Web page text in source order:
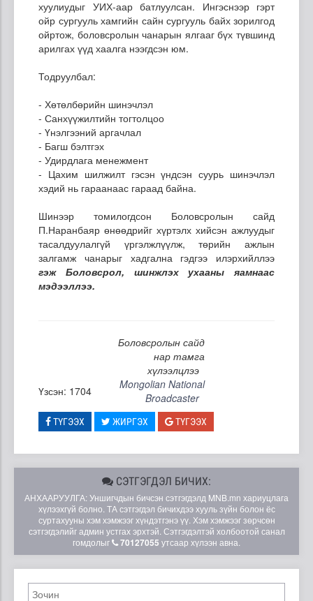
хуулиудыг УИХ-аар батлуулсан. Ингэснээр гэрт
ойр сургууль хамгийн сайн сургууль байх зорилгод
ойртож, боловсролын чанарын ялгааг бүх түвшинд
арилгах үүд хаалга нээгдсэн юм.
Тодруулбал:
- Хөтөлбөрийн шинэчлэл
- Санхүүжилтийн тогтолцоо
- Үнэлгээний аргачлал
- Багш бэлтгэх
- Удирдлага менежмент
- Цахим шилжилт гэсэн үндсэн суурь шинэчлэл
хэдий нь гараанаас гараад байна.
Шинээр томилогдсон Боловсролын сайд
П.Наранбаяр өнөөдрийг хүртэлх хийсэн ажлуудыг
тасалдуулалгүй үргэлжлүүлж, төрийн ажлын
залгамж чанарыг хадгална гэдгээ илэрхийллээ
гэж Боловсрол, шинжлэх ухааны яамнаас
мэдээллээ.
Боловсролын сайд
нар тамга
хүлээлцлээ
Үзсэн: 1704
Mongolian National
Broadcaster
ТҮГЭЭХ ЖИРГЭХ ТҮГЭЭХ
СЭТГЭГДЭЛ БИЧИХ:
АНХААРУУЛГА: Уншигчдын бичсэн сэтгэгдэлд MNB.mn хариуцлага
хүлээхгүй болно. ТА сэтгэгдэл бичихдээ хууль зүйн болон ёс
суртахууны хэм хэмжээг хүндэтгэнэ үү. Хэм хэмжээг зөрчсөн
сэтгэгдэлийг админ устгах эрхтэй. Сэтгэгдэлтэй холбоотой санал
гомдолыг
70127055 утсаар хүлээн авна.